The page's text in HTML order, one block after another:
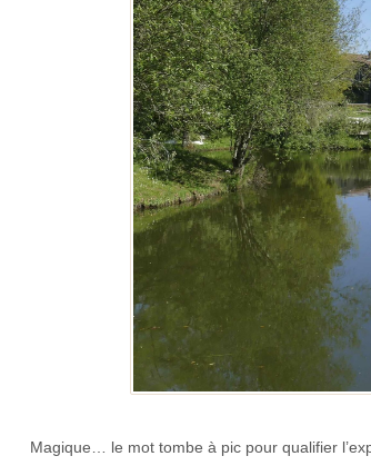
Magique… le mot tombe à pic pour qualifier